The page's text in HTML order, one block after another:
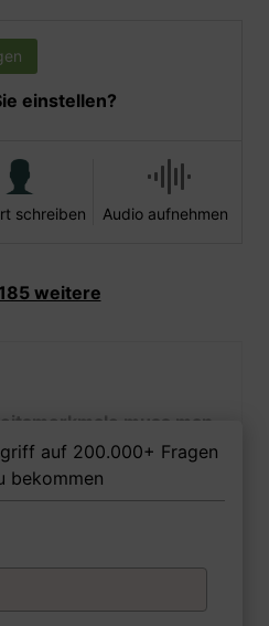
einstellen?
schreiben Audio aufnehmen
weitere
muss man
Ihrer Meinung nach
Job erfolgreich zu
auf 200.000+ Fragen
bekommen